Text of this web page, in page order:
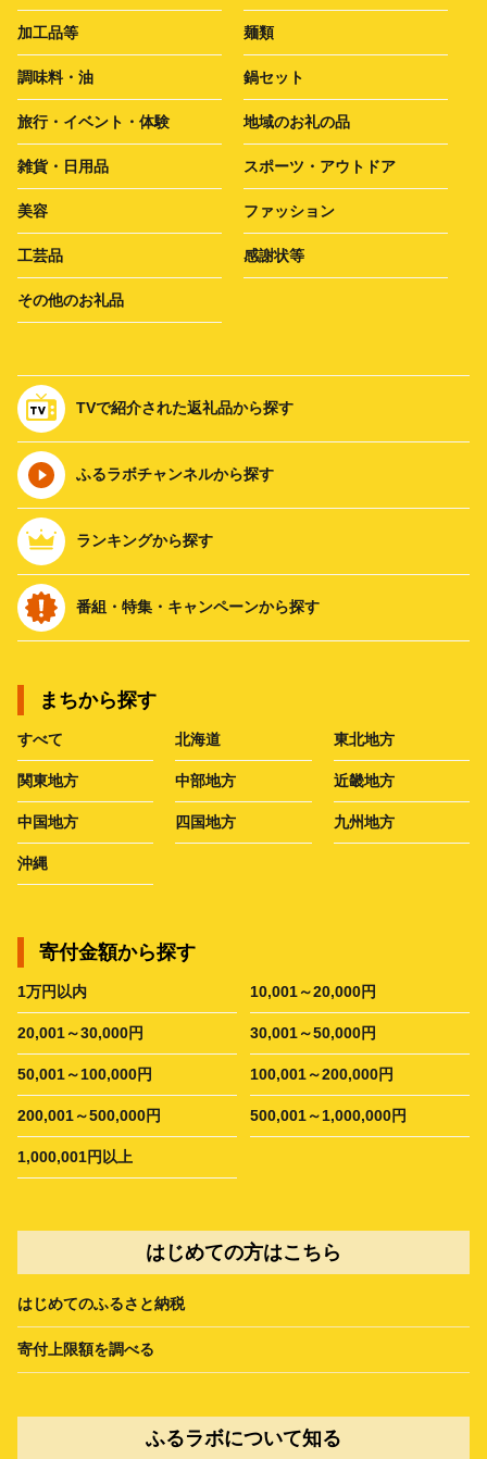
加工品等 麺類
調味料・油 鍋セット
旅行・イベント・体験 地域のお礼の品
雑貨・日用品 スポーツ・アウトドア
美容 ファッション
工芸品 感謝状等
その他のお礼品
TVで紹介された返礼品から探す
ふるラボチャンネルから探す
ランキングから探す
番組・特集・キャンペーンから探す
まちから探す
すべて 北海道 東北地方
関東地方 中部地方 近畿地方
中国地方 四国地方 九州地方
沖縄
寄付金額から探す
1万円以内 10,001～20,000円
20,001～30,000円 30,001～50,000円
50,001～100,000円 100,001～200,000円
200,001～500,000円 500,001～1,000,000円
1,000,001円以上
はじめての方はこちら
はじめてのふるさと納税
寄付上限額を調べる
ふるラボについて知る